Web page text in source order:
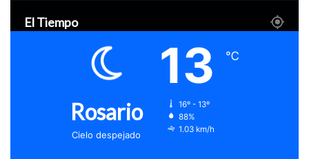
El Tiempo
Rosario
Cielo despejado
13 ℃
16º - 13º
88%
1.03 km/h